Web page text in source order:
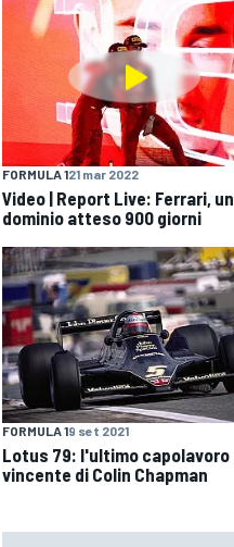
FORMULA 121 mar 2022
Video | Report Live: Ferrari, un
dominio atteso 900 giorni
FORMULA 19 set 2021
Lotus 79: l'ultimo capolavoro
vincente di Colin Chapman